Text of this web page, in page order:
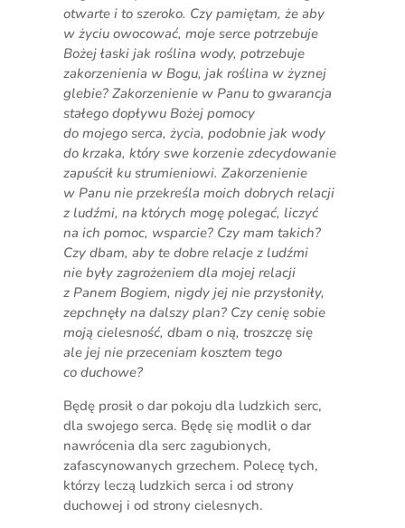
otwarte i to szeroko. Czy pamiętam, że aby
w życiu owocować, moje serce potrzebuje
Bożej łaski jak roślina wody, potrzebuje
zakorzenienia w Bogu, jak roślina w żyznej
glebie? Zakorzenienie w Panu to gwarancja
stałego dopływu Bożej pomocy
do mojego serca, życia, podobnie jak wody
do krzaka, który swe korzenie zdecydowanie
zapuścił ku strumieniowi. Zakorzenienie
w Panu nie przekreśla moich dobrych relacji
z ludźmi, na których mogę polegać, liczyć
na ich pomoc, wsparcie? Czy mam takich?
Czy dbam, aby te dobre relacje z ludźmi
nie były zagrożeniem dla mojej relacji
z Panem Bogiem, nigdy jej nie przysłoniły,
zepchnęły na dalszy plan? Czy cenię sobie
moją cielesność, dbam o nią, troszczę się
ale jej nie przeceniam kosztem tego
co duchowe?
Będę prosił o dar pokoju dla ludzkich serc,
dla swojego serca. Będę się modlił o dar
nawrócenia dla serc zagubionych,
zafascynowanych grzechem. Polecę tych,
którzy leczą ludzkich serca i od strony
duchowej i od strony cielesnych.